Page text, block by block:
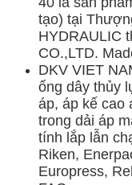
tạo) tại
HYDRAULIC
CO.,LTD.
DKV VIET
ống dây thủy
áp, áp kế cao
trong dải áp
tính lắp lẫn
Riken,
Europress,